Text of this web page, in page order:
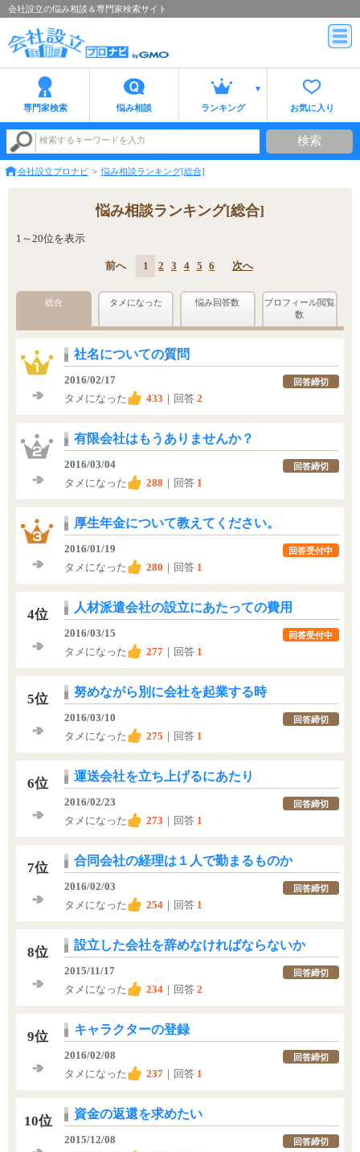
会社設立の悩み相談＆専門家検索サイト
専門家検索 悩み相談 ランキング お気に入り
検索するキーワードを入力 検索
会社設立プロナビ 悩み相談ランキング[総合]
悩み相談ランキング[総合]
1～20位を表示
前へ 1 2 3 4 5 6 次へ
総合 タメになった 悩み回答数
プロフィール閲覧
数
社名についての質問
2016/02/17
タメになった
433 ｜回答 2
回答締切
有限会社はもうありませんか？
2016/03/04
タメになった
288 ｜回答 1
回答締切
厚生年金について教えてください。
2016/01/19
タメになった
280 ｜回答 1
回答受付中
4位 人材派遣会社の設立にあたっての費用
2016/03/15
タメになった
277 ｜回答 1
回答受付中
5位 努めながら別に会社を起業する時
2016/03/10
タメになった
275 ｜回答 1
回答締切
6位 運送会社を立ち上げるにあたり
2016/02/23
タメになった
273 ｜回答 1
回答締切
7位 合同会社の経理は１人で勤まるものか
2016/02/03
タメになった
254 ｜回答 1
回答締切
8位 設立した会社を辞めなければならないか
2015/11/17
タメになった
234 ｜回答 2
回答締切
9位 キャラクターの登録
2016/02/08
タメになった
237 ｜回答 1
回答締切
10位 資金の返還を求めたい
2015/12/08
回答締切